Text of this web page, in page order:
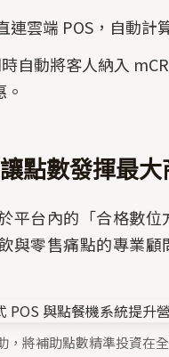
連雲端 POS，自動計
自動將客人納入
點數發揮最
平台內的「合格數
與零售痛點的專業顧
，將補助點數精準投資在